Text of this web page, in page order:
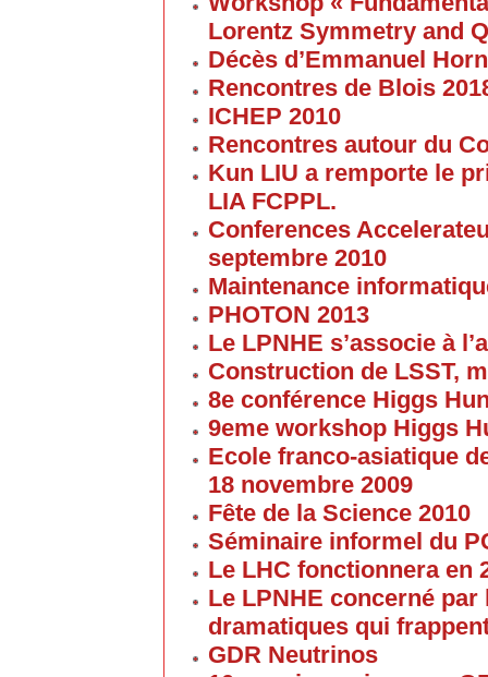
Lorentz Symmetry and
Décès d’Emmanuel
Rencontres de Blois
ICHEP 2010
Rencontres autour du
Kun LIU a remporte le
LIA FCPPL.
Conferences
septembre 2010
Maintenance
PHOTON 2013
Le LPNHE s’associe à
Construction de LSST,
8e conférence Higgs
9eme workshop Higgs
Ecole franco-asiatique
18 novembre 2009
Fête de la Science 2010
Séminaire informel du
Le LHC fonctionnera en
Le LPNHE concerné par
dramatiques qui
GDR Neutrinos